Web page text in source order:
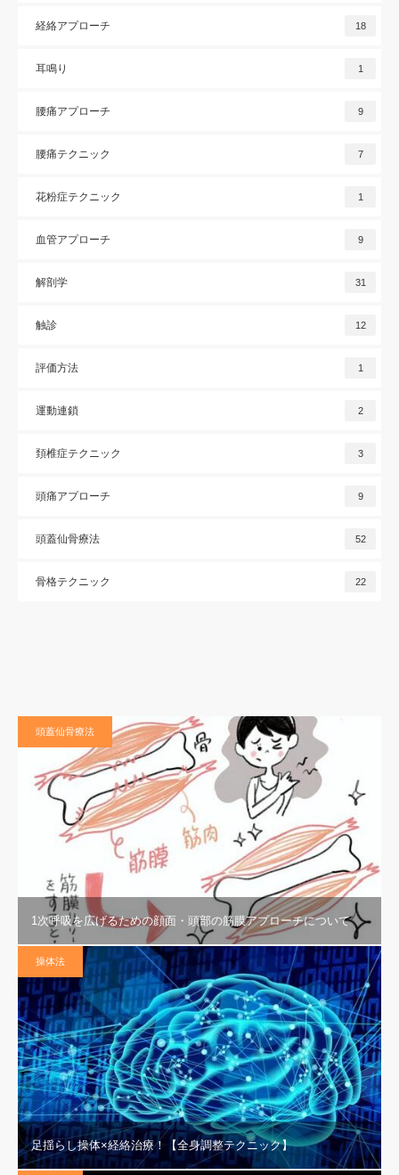
経絡アプローチ 18
耳鳴り 1
腰痛アプローチ 9
腰痛テクニック 7
花粉症テクニック 1
血管アプローチ 9
解剖学 31
触診 12
評価方法 1
運動連鎖 2
頚椎症テクニック 3
頭痛アプローチ 9
頭蓋仙骨療法 52
骨格テクニック 22
頭蓋仙骨療法
1次呼吸を広げるための顔面・頭部の筋膜アプローチについて
操体法
足揺らし操体×経絡治療！【全身調整テクニック】